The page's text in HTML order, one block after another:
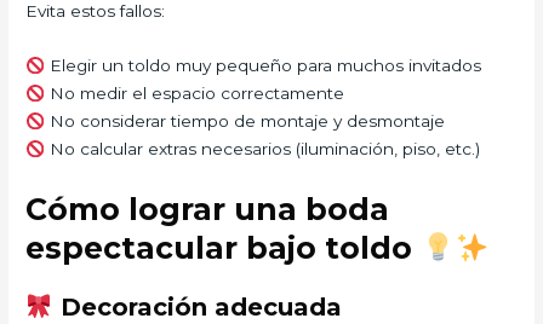
Evita estos fallos:
Elegir un toldo muy pequeño para muchos invitados
No medir el espacio correctamente
No considerar tiempo de montaje y desmontaje
No calcular extras necesarios (iluminación, piso, etc.)
Cómo lograr una boda
espectacular bajo toldo
Decoración adecuada